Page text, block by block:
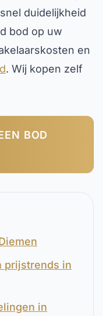
duidelijkheid
bod op uw
en
. Wij kopen zelf
BOD
prijstrends in
in